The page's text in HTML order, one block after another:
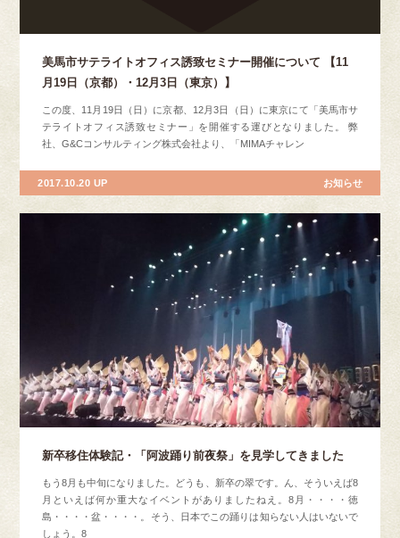
2017.10.20 UP お知らせ
美馬市サテライトオフィス誘致セミナー開催について 【11
月19日（京都）・12月3日（東京）】
この度、11月19日（日）に京都、12月3日（日）に東京にて「美馬市サ
テライトオフィス誘致セミナー」を開催する運びとなりました。 弊
社、G&Cコンサルティング株式会社より、「MIMAチャレン
新卒移住体験記・「阿波踊り前夜祭」を見学してきました
もう8月も中旬になりました。どうも、新卒の翠です。ん、そういえば8
月といえば何か重大なイベントがありましたねえ。8月・・・・徳
島・・・・盆・・・・。そう、日本でこの踊りは知らない人はいないで
しょう。8